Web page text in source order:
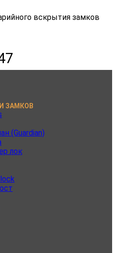
вскрытия замков
ЗАМКОВ
(Guardian)
лок